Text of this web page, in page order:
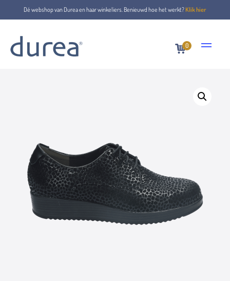
Dé webshop van Durea en haar winkeliers. Benieuwd hoe het werkt?Klik hier
0
Home Lace-up shoes